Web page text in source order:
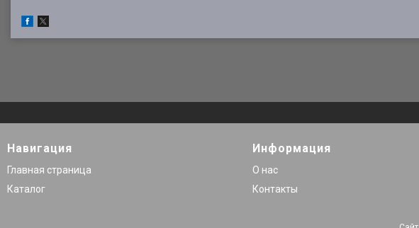
Навигация
Главная страница
Каталог
Информация
О нас
Контакты